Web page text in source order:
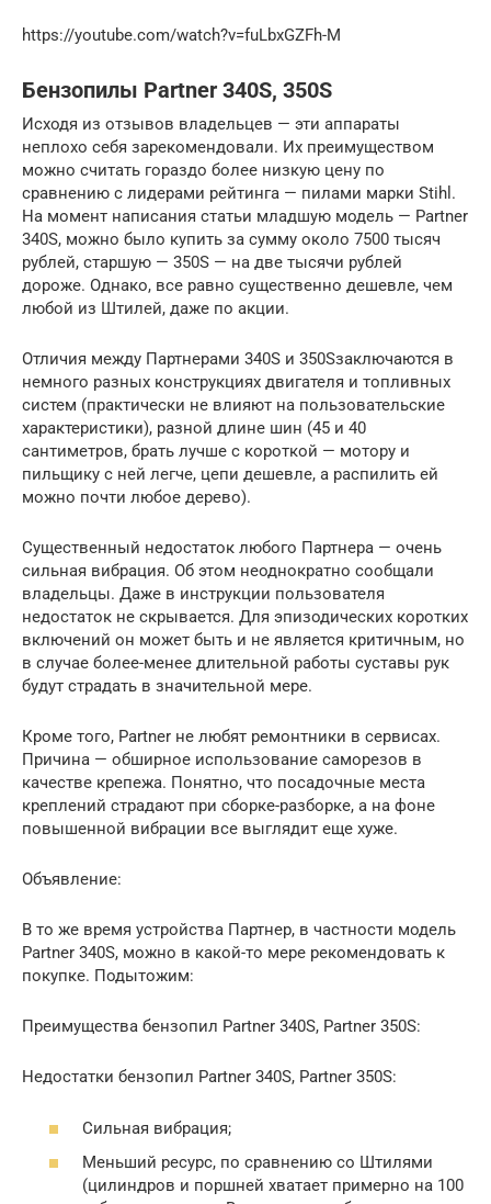
https://youtube.com/watch?v=fuLbxGZFh-M
Бензопилы Partner 340S, 350S
Исходя из отзывов владельцев — эти аппараты
неплохо себя зарекомендовали. Их преимуществом
можно считать гораздо более низкую цену по
сравнению с лидерами рейтинга — пилами марки Stihl.
На момент написания статьи младшую модель — Partner
340S, можно было купить за сумму около 7500 тысяч
рублей, старшую — 350S — на две тысячи рублей
дороже. Однако, все равно существенно дешевле, чем
любой из Штилей, даже по акции.
Отличия между Партнерами 340S и 350Sзаключаются в
немного разных конструкциях двигателя и топливных
систем (практически не влияют на пользовательские
характеристики), разной длине шин (45 и 40
сантиметров, брать лучше с короткой — мотору и
пильщику с ней легче, цепи дешевле, а распилить ей
можно почти любое дерево).
Существенный недостаток любого Партнера — очень
сильная вибрация. Об этом неоднократно сообщали
владельцы. Даже в инструкции пользователя
недостаток не скрывается. Для эпизодических коротких
включений он может быть и не является критичным, но
в случае более-менее длительной работы суставы рук
будут страдать в значительной мере.
Кроме того, Partner не любят ремонтники в сервисах.
Причина — обширное использование саморезов в
качестве крепежа. Понятно, что посадочные места
креплений страдают при сборке-разборке, а на фоне
повышенной вибрации все выглядит еще хуже.
Объявление:
В то же время устройства Партнер, в частности модель
Partner 340S, можно в какой-то мере рекомендовать к
покупке. Подытожим:
Преимущества бензопил Partner 340S, Partner 350S:
Недостатки бензопил Partner 340S, Partner 350S:
Сильная вибрация;
Меньший ресурс, по сравнению со Штилями
(цилиндров и поршней хватает примерно на 100